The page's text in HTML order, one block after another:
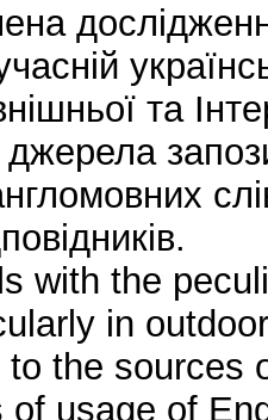
та
with the
in
the sources
of usage of